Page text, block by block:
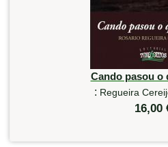
Cando pasou o
: Regueira
16,00